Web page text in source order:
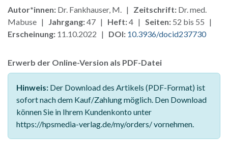
Autor*innen: Dr. Fankhauser, M. | Zeitschrift: Dr. med.
Mabuse | Jahrgang:47 | Heft:4 | Seiten: 52 bis 55 |
Erscheinung: 11.10.2022 | DOI: 10.3936/docid237730
Erwerb der Online-Version als PDF-Datei
Hinweis: Der Download des Artikels (PDF-Format) ist
sofort nach dem Kauf/Zahlung möglich. Den Download
können Sie in Ihrem Kundenkonto unter
https://hpsmedia-verlag.de/my/orders/ vornehmen.